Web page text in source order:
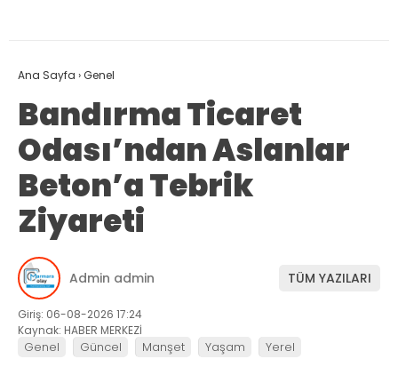
Ana Sayfa ›Genel
Bandırma Ticaret
Odası’ndan Aslanlar
Beton’a Tebrik
Ziyareti
Admin admin TÜM YAZILARI
Giriş: 06-08-2026 17:24
Kaynak: HABER MERKEZİ
Genel Güncel Manşet Yaşam Yerel